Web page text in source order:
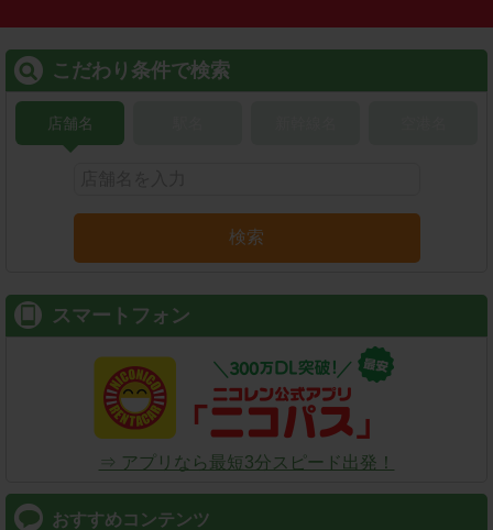
こだわり条件で検索
店舗名
検索
スマートフォン
⇒ アプリなら最短3分スピード出発！
おすすめコンテンツ